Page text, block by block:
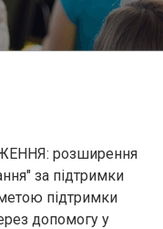
розширення
за підтримки
підтримки
допомогу у